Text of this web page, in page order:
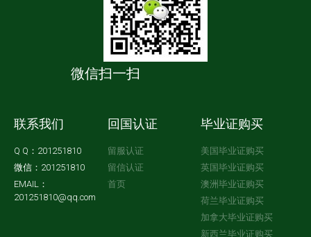
微信扫一扫
联系我们
Q Q：201251810
微信：201251810
EMAIL：
201251810@qq.com
回国认证
留服认证
留信认证
首页
毕业证购买
美国毕业证购买
英国毕业证购买
澳洲毕业证购买
荷兰毕业证购买
加拿大毕业证购买
新西兰毕业证购买